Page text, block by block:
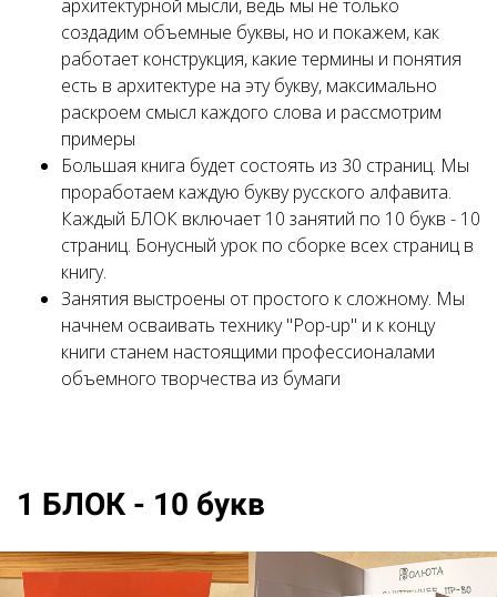
архитектурной мысли, ведь мы не только
создадим объемные буквы, но и покажем, как
работает конструкция, какие термины и понятия
есть в архитектуре на эту букву, максимально
раскроем смысл каждого слова и рассмотрим
примеры
Большая книга будет состоять из 30 страниц. Мы
проработаем каждую букву русского алфавита.
Каждый БЛОК включает 10 занятий по 10 букв - 10
страниц. Бонусный урок по сборке всех страниц в
книгу.
Занятия выстроены от простого к сложному. Мы
начнем осваивать технику "Pop-up" и к концу
книги станем настоящими профессионалами
объемного творчества из бумаги
1 БЛОК - 10 букв